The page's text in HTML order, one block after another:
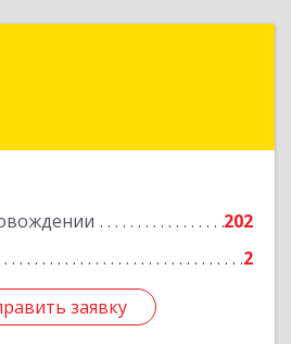
202
2
заявку
Респ, Нальчик г,
заявку